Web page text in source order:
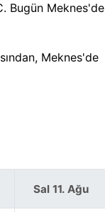
Bugün Meknes'de
Meknes'de
Sal 11. Ağu